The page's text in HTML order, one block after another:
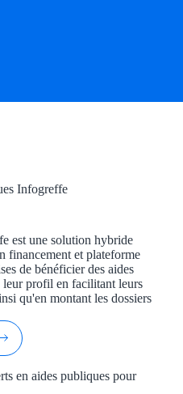
Infogreffe
est une solution hybride
financement et plateforme
de bénéficier des aides
leur profil en facilitant leurs
qu'en montant les dossiers